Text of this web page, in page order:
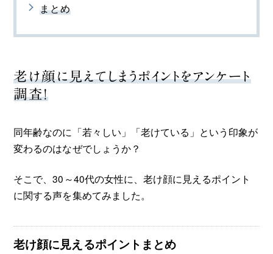
まとめ
老け顔に見えてしまうポイントをアンケート
調査！
同年齢なのに「若々しい」「老けている」という印象が
変わるのはなぜでしょうか？
そこで、30～40代の女性に、老け顔に見えるポイント
に関する声を集めてみました。
老け顔に見えるポイントまとめ